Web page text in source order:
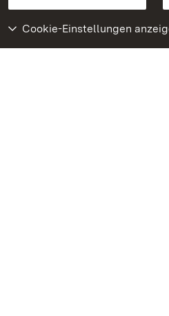
Cookie-Einstellungen
Weiteres